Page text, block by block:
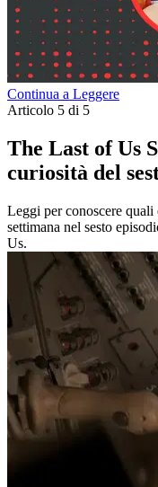
Continua a Leggere
Articolo 5 di 5
The Last of Us
curiosità del
Leggi per conoscere quali
settimana nel sesto
Us.